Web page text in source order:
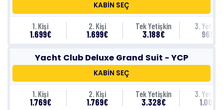
KABİN SEÇ
1. Kişi
1.699€
2. Kişi
1.699€
Tek Yetişkin
3.188€
3.
969€
Yacht Club Deluxe Grand Suit - YCP
KABİN SEÇ
1. Kişi
1.769€
2. Kişi
1.769€
Tek Yetişkin
3.328€
3.
1.009€